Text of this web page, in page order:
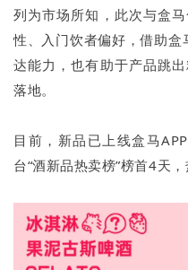
列为市场所知，此次与盒
性、入门饮者偏好，借助
达能力，也有助于产品跳
落地。
目前，新品已上线盒马
台“酒新品热卖榜”榜首4天，